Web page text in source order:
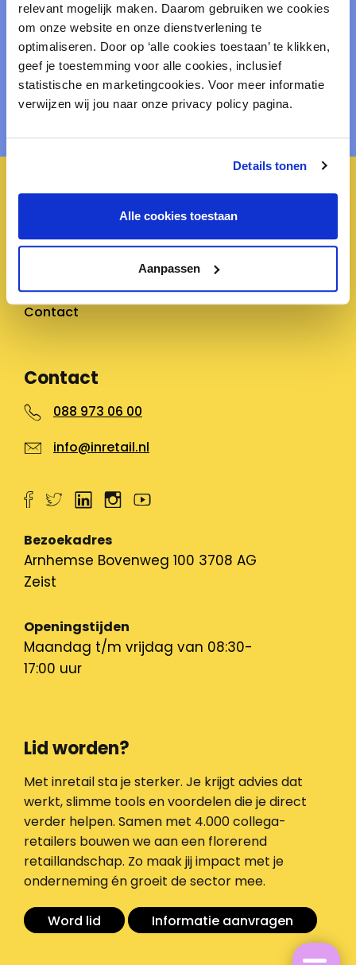
relevant mogelijk maken. Daarom gebruiken we cookies
om onze website en onze dienstverlening te
optimaliseren. Door op ‘alle cookies toestaan’ te klikken,
geef je toestemming voor alle cookies, inclusief
statistische en marketingcookies. Voor meer informatie
verwijzen wij jou naar onze privacy policy pagina.
Details tonen
Alle cookies toestaan
Aanpassen
Over inretail
Pers
Werken bij inretail
Contact
Contact
088 973 06 00
info@inretail.nl
Bezoekadres
Arnhemse Bovenweg 100 3708 AG
Zeist
Openingstijden
Maandag t/m vrijdag van 08:30-
17:00 uur
Lid worden?
Met inretail sta je sterker. Je krijgt advies dat
werkt, slimme tools en voordelen die je direct
verder helpen. Samen met 4.000 collega-
retailers bouwen we aan een florerend
retaillandschap. Zo maak jij impact met je
onderneming én groeit de sector mee.
Word lid Informatie aanvragen